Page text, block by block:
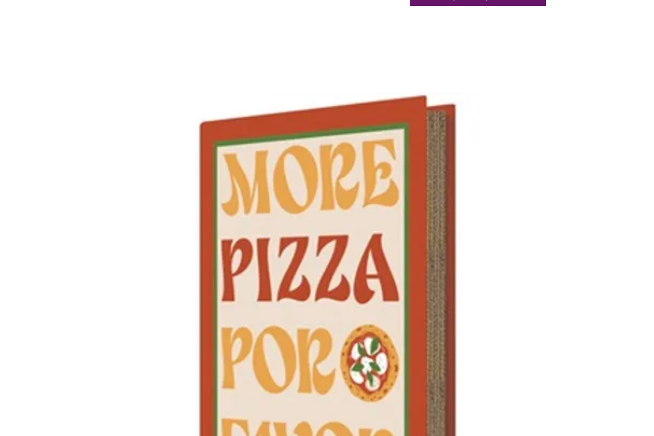
l’aise dans toutes cuisines et seront des
préservent les qualités gustatives des
aliments et se nettoient facilement
après la cuisson.
Nécessite des anses ou des poignées
amovibles.
6019453.